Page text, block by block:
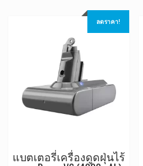
ลดราคา!
แบตเตอรี่เครื่องดูดฝุ่นไร้